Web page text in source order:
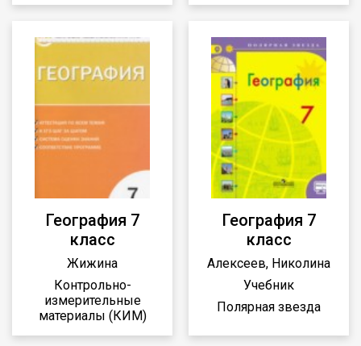
География 7
класс
Жижина
Контрольно-
измерительные
материалы (КИМ)
География 7
класс
Алексеев, Николина
Учебник
Полярная звезда